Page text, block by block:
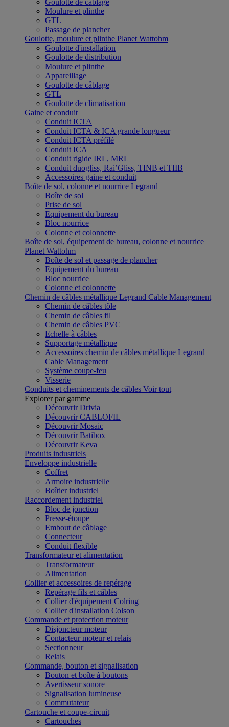
Goulotte de câblage
Moulure et plinthe
GTL
Passage de plancher
Goulotte, moulure et plinthe Planet Wattohm
Goulotte d'installation
Goulotte de distribution
Moulure et plinthe
Appareillage
Goulotte de câblage
GTL
Goulotte de climatisation
Gaine et conduit
Conduit ICTA
Conduit ICTA & ICA grande longueur
Conduit ICTA préfilé
Conduit ICA
Conduit rigide IRL, MRL
Conduit duogliss, Rai’Gliss, TINB et TIIB
Accessoires gaine et conduit
Boîte de sol, colonne et nourrice Legrand
Boîte de sol
Prise de sol
Equipement du bureau
Bloc nourrice
Colonne et colonnette
Boîte de sol, équipement de bureau, colonne et nourrice
Planet Wattohm
Boîte de sol et passage de plancher
Equipement du bureau
Bloc nourrice
Colonne et colonnette
Chemin de câbles métallique Legrand Cable Management
Chemin de câbles tôle
Chemin de câbles fil
Chemin de câbles PVC
Echelle à câbles
Supportage métallique
Accessoires chemin de câbles métallique Legrand
Cable Management
Système coupe-feu
Visserie
Conduits et cheminements de câbles Voir tout
Explorer par gamme
Découvrir Drivia
Découvrir CABLOFIL
Découvrir Mosaic
Découvrir Batibox
Découvrir Keva
Produits industriels
Enveloppe industrielle
Coffret
Armoire industrielle
Boîtier industriel
Raccordement industriel
Bloc de jonction
Presse-étoupe
Embout de câblage
Connecteur
Conduit flexible
Transformateur et alimentation
Transformateur
Alimentation
Collier et accessoires de repérage
Repérage fils et câbles
Collier d'équipement Colring
Collier d'installation Colson
Commande et protection moteur
Disjoncteur moteur
Contacteur moteur et relais
Sectionneur
Relais
Commande, bouton et signalisation
Bouton et boîte à boutons
Avertisseur sonore
Signalisation lumineuse
Commutateur
Cartouche et coupe-circuit
Cartouches